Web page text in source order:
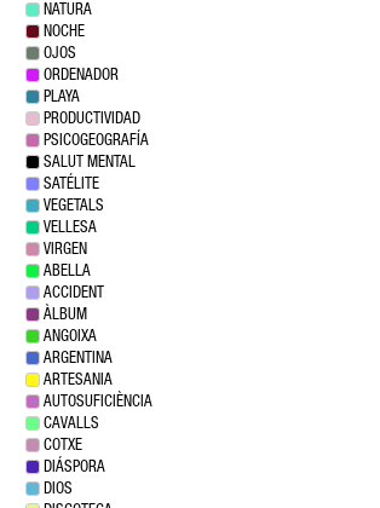
NATURA
NOCHE
OJOS
ORDENADOR
PLAYA
PRODUCTIVIDAD
PSICOGEOGRAFÍA
SALUT MENTAL
SATÉLITE
VEGETALS
VELLESA
VIRGEN
ABELLA
ACCIDENT
ÀLBUM
ANGOIXA
ARGENTINA
ARTESANIA
AUTOSUFICIÈNCIA
CAVALLS
COTXE
DIÁSPORA
DIOS